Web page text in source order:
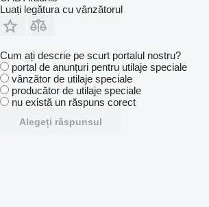
Luați legătura cu vânzătorul
Cum ați descrie pe scurt portalul nostru?
portal de anunțuri pentru utilaje speciale
vânzător de utilaje speciale
producător de utilaje speciale
nu există un răspuns corect
Alegeți răspunsul